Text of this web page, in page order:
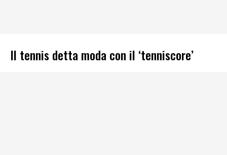
Il tennis detta moda con il ‘tenniscore’